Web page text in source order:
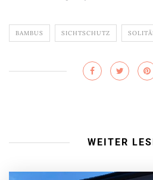
BAMBUS SICHTSCHUTZ
WEITER